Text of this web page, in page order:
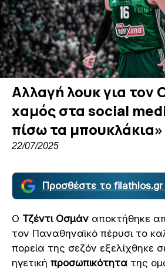
Αλλαγή λουκ για τον
χαμός στα social
πίσω τα
22/07/2025
Προσθέστε το
Ο Τζέντι Οσμάν αποκτήθηκε
τον Παναθηναϊκό πέρυσι το
πορεία της σεζόν εξελίχθηκε
ηγετική προσωπικότητα της